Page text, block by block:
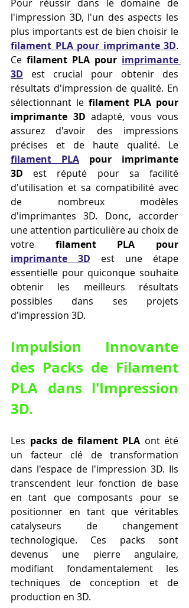
Pour réussir dans le domaine de
l'impression 3D, l'un des aspects les
filament PLA pour imprimante 3D.
Ce filament PLA pour imprimante
3D est crucial pour obtenir des
résultats d'impression de qualité. En
sélectionnant le filament PLA pour
imprimante 3D adapté, vous vous
assurez d'avoir des impressions
filament PLA pour imprimante
3D est réputé pour sa facilité
d'utilisation et sa compatibilité avec
de nombreux modèles
d'imprimantes 3D. Donc, accorder
une attention particulière au choix de
votre
imprimante 3D est une étape
essentielle pour quiconque souhaite
obtenir les meilleurs résultats
possibles dans ses projets
d'impression 3D.
Impulsion Innovante
des Packs de Filament
PLA dans l'Impression
3D.
Les packs de filament PLA ont été
un facteur clé de transformation
dans l'espace de l'impression 3D. Ils
transcendent leur fonction de base
en tant que composants pour se
positionner en tant que véritables
catalyseurs de changement
technologique. Ces packs sont
devenus une pierre angulaire,
modifiant fondamentalement les
techniques de conception et de
production en 3D.